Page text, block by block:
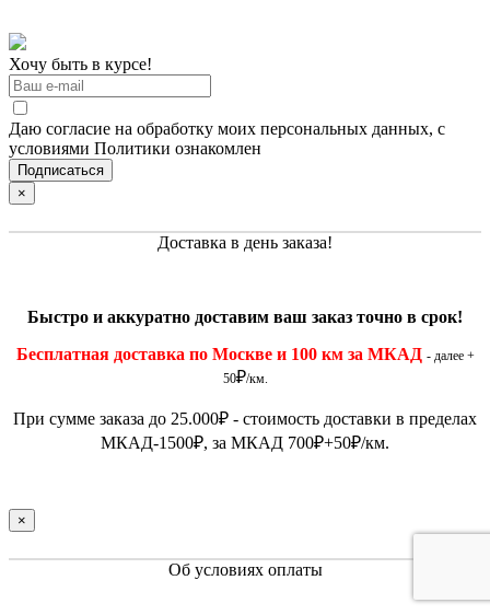
Хочу быть в курсе!
Даю согласие на обработку моих персональных данных, с
условиями Политики ознакомлен
×
Доставка в день заказа!
Быстро и аккуратно доставим ваш заказ точно в срок!
Бесплатная доставка по Москве и 100 км за МКАД - далее +
50₽/км.
При сумме заказа до 25.000₽ - стоимость доставки в пределах
МКАД-1500₽, за МКАД 700₽+50₽/км.
×
Об условиях оплаты